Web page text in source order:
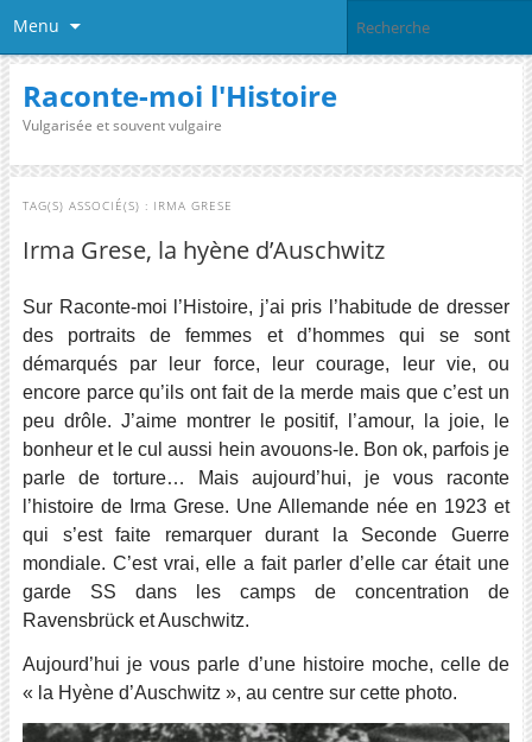
Menu
Raconte-moi l'Histoire
Vulgarisée et souvent vulgaire
TAG(S) ASSOCIÉ(S) : IRMA GRESE
Irma Grese, la hyène d’Auschwitz
Sur Raconte-moi l’Histoire, j’ai pris l’habitude de dresser
des portraits de femmes et d’hommes qui se sont
démarqués par leur force, leur courage, leur vie, ou
encore parce qu’ils ont fait de la merde mais que c’est un
peu drôle. J’aime montrer le positif, l’amour, la joie, le
bonheur et le cul aussi hein avouons-le. Bon ok, parfois je
parle de torture… Mais aujourd’hui, je vous raconte
l’histoire de Irma Grese. Une Allemande née en 1923 et
qui s’est faite remarquer durant la Seconde Guerre
mondiale. C’est vrai, elle a fait parler d’elle car était une
garde SS dans les camps de concentration de
Ravensbrück et Auschwitz.
Aujourd’hui je vous parle d’une histoire moche, celle de
« la Hyène d’Auschwitz », au centre sur cette photo.